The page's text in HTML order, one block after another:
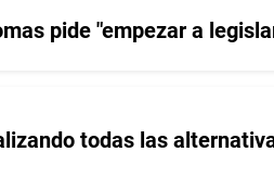
pide "empezar a
todas las